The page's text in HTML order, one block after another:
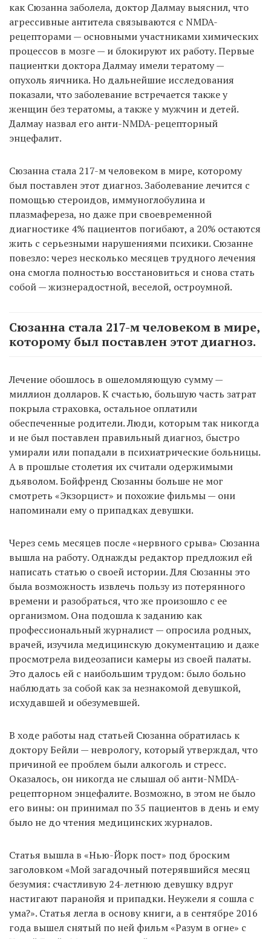
как Сюзанна заболела, доктор Далмау выяснил, что
агрессивные антитела связываются с NMDA-
рецепторами — основными участниками химических
процессов в мозге — и блокируют их работу. Первые
пациентки доктора Далмау имели тератому —
опухоль яичника. Но дальнейшие исследования
показали, что заболевание встречается также у
женщин без тератомы, а также у мужчин и детей.
Далмау назвал его анти-NMDA-рецепторный
энцефалит.
Сюзанна стала 217-м человеком в мире, которому
был поставлен этот диагноз. Заболевание лечится с
помощью стероидов, иммуноглобулина и
плазмафереза, но даже при своевременной
диагностике 4% пациентов погибают, а 20% остаются
жить с серьезными нарушениями психики. Сюзанне
повезло: через несколько месяцев трудного лечения
она смогла полностью восстановиться и снова стать
собой — жизнерадостной, веселой, остроумной.
Сюзанна стала 217-м человеком в мире,
которому был поставлен этот диагноз.
Лечение обошлось в ошеломляющую сумму —
миллион долларов. К счастью, большую часть затрат
покрыла страховка, остальное оплатили
обеспеченные родители. Люди, которым так никогда
и не был поставлен правильный диагноз, быстро
умирали или попадали в психиатрические больницы.
А в прошлые столетия их считали одержимыми
дьяволом. Бойфренд Сюзанны больше не мог
смотреть «Экзорцист» и похожие фильмы — они
напоминали ему о припадках девушки.
Через семь месяцев после «нервного срыва» Сюзанна
вышла на работу. Однажды редактор предложил ей
написать статью о своей истории. Для Сюзанны это
была возможность извлечь пользу из потерянного
времени и разобраться, что же произошло с ее
организмом. Она подошла к заданию как
профессиональный журналист — опросила родных,
врачей, изучила медицинскую документацию и даже
просмотрела видеозаписи камеры из своей палаты.
Это далось ей с наибольшим трудом: было больно
наблюдать за собой как за незнакомой девушкой,
исхудавшей и обезумевшей.
В ходе работы над статьей Сюзанна обратилась к
доктору Бейли — неврологу, который утверждал, что
причиной ее проблем были алкоголь и стресс.
Оказалось, он никогда не слышал об анти-NMDA-
рецепторном энцефалите. Возможно, в этом не было
его вины: он принимал по 35 пациентов в день и ему
было не до чтения медицинских журналов.
Статья вышла в «Нью-Йорк пост» под броским
заголовком «Мой загадочный потерявшийся месяц
безумия: счастливую 24-летнюю девушку вдруг
настигают паранойя и припадки. Неужели я сошла с
ума?». Статья легла в основу книги, а в сентябре 2016
года вышел снятый по ней фильм «Разум в огне» с